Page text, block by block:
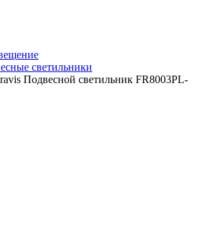
светильники
Подвесной светильник FR8003PL-